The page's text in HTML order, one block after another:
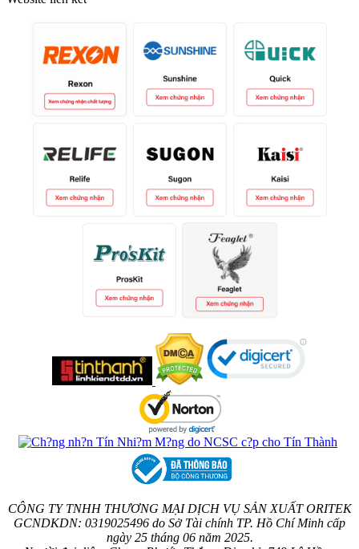
CÔNG TY TNHH THƯƠNG MẠI DỊCH VỤ SẢN XUẤT ORITEK
GCNDKDN: 0319025496 do Sở Tài chính TP. Hồ Chí Minh cấp
ngày 25 tháng 06 năm 2025.